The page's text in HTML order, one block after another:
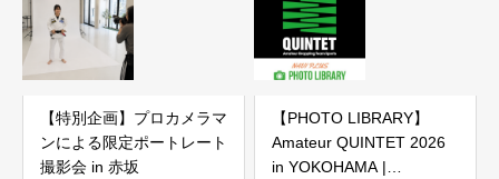
会）
【特別企画】プロカメラマ
ンによる限定ポートレート
撮影会 in 赤坂
【PHOTO LIBRARY】
Amateur QUINTET 2026
in YOKOHAMA |